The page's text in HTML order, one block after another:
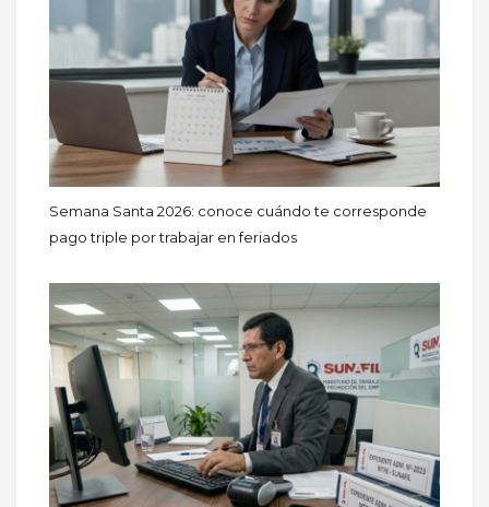
Semana Santa 2026: conoce cuándo te corresponde
pago triple por trabajar en feriados